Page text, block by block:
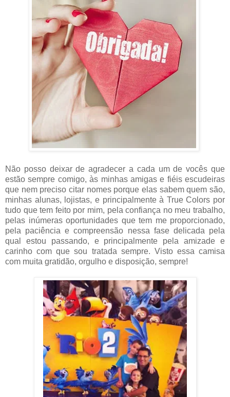
Não posso deixar de agradecer a cada um de vocês que
estão sempre comigo, às minhas amigas e fiéis escudeiras
que nem preciso citar nomes porque elas sabem quem são,
minhas alunas, lojistas, e principalmente à True Colors por
tudo que tem feito por mim, pela confiança no meu trabalho,
pelas inúmeras oportunidades que tem me proporcionado,
pela paciência e compreensão nessa fase delicada pela
qual estou passando, e principalmente pela amizade e
carinho com que sou tratada sempre. Visto essa camisa
com muita gratidão, orgulho e disposição, sempre!